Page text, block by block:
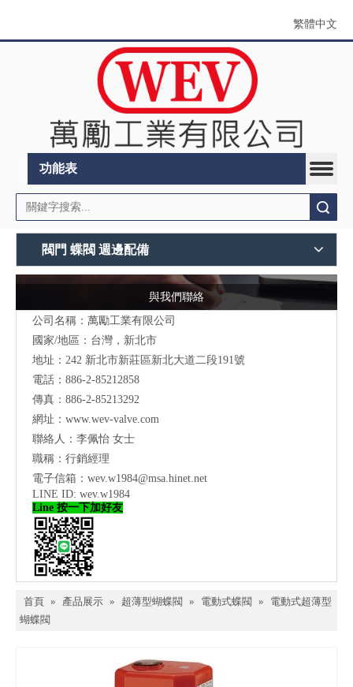
繁體中文
功能表
閥門 蝶閥 週邊配備
與我們聯絡
公司名稱：萬勵工業有限公司
國家/地區：台灣，新北市
地址： 242 新北市新莊區新北大道二段191號
電話：886-2-85212858
傳真：886-2-85213292
網址： www.wev-valve.com
聯絡人：李佩怡 女士
職稱：行銷經理
電子信箱： wev.w1984@msa.hinet.net
LINE ID: wev.w1984
Line 按一下加好友
首頁 » 產品展示 » 超薄型蝴蝶閥 » 電動式蝶閥 »
電動式超薄型
蝴蝶閥